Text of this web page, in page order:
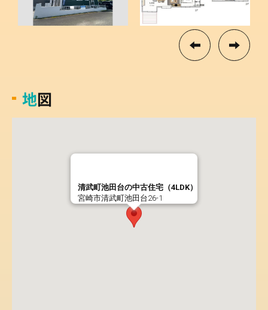
地図
清武町池田台の中古住宅（4LDK）
宮崎市清武町池田台26-1